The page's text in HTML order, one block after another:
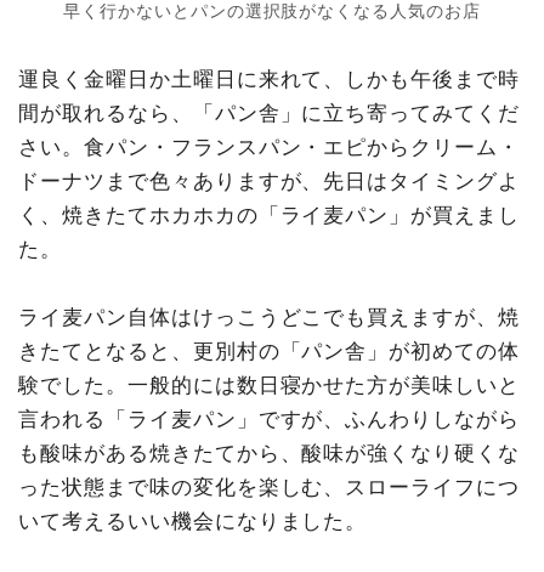
早く行かないとパンの選択肢がなくなる人気のお店
運良く金曜日か土曜日に来れて、しかも午後まで時
間が取れるなら、「パン舎」に立ち寄ってみてくだ
さい。食パン・フランスパン・エピからクリーム・
ドーナツまで色々ありますが、先日はタイミングよ
く、焼きたてホカホカの「ライ麦パン」が買えまし
た。
ライ麦パン自体はけっこうどこでも買えますが、焼
きたてとなると、更別村の「パン舎」が初めての体
験でした。一般的には数日寝かせた方が美味しいと
言われる「ライ麦パン」ですが、ふんわりしながら
も酸味がある焼きたてから、酸味が強くなり硬くな
った状態まで味の変化を楽しむ、スローライフにつ
いて考えるいい機会になりました。